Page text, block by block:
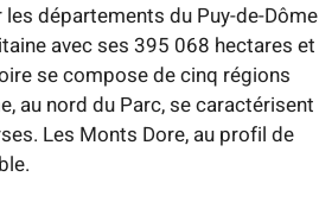
départements du Puy-de-Dôme
avec ses 395 068 hectares et
se compose de cinq régions
au nord du Parc, se caractérisent
Les Monts Dore, au profil de